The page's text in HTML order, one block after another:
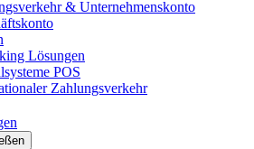
& Unternehmenskonto
Lösungen
POS
Zahlungsverkehr